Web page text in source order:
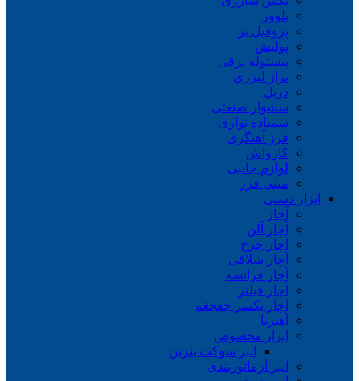
بلوور
پروفیل بر
پولیش
پیستوله برقی
تراز لیزری
دریل
سشوار صنعتی
سمباده نواری
فرز آهنگری
کارواش
لوازم جانبی
مینی فرز
ابزار دستی
آچار
آچار آلن
آچار چرخ
آچار شلاقی
آچار فرانسه
آچار فیلتر
آچار یکسر جغجغه
آهنربا
ابزار مخصوص
انبر سوکت بنزین
انبر آرماتوربندی